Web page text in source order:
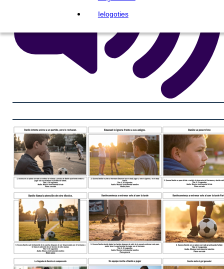
Ielogoties